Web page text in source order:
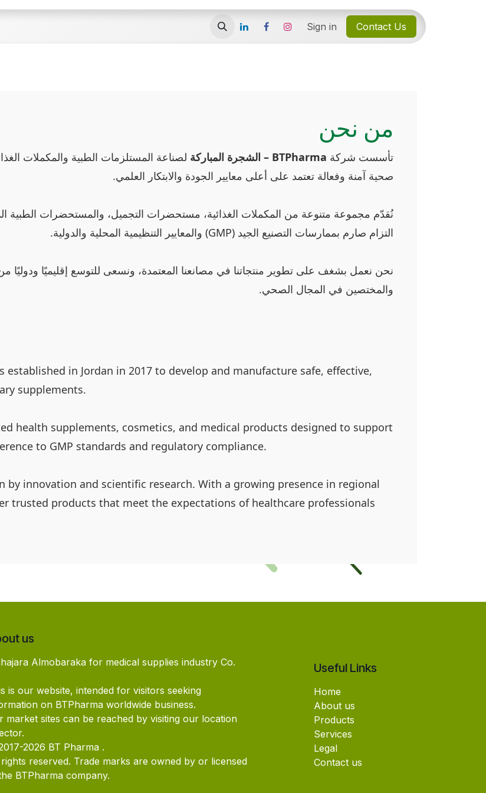
Sign in Contact Us
من نحن
تأسست شركة BTPharma – الشجرة المباركة
صحية آمنة وفعالة تعتمد على أعلى معايير الجودة والابتكار العلمي.
نُقدّم مجموعة متنوعة من المكملات الغذائية، مستحضرات التجميل، والمستحضرات الطبية
التزام صارم بممارسات التصنيع الجيد (GMP) والمعايير التنظيمية المحلية والدولية.
نحن نعمل بشغف على تطوير منتجاتنا في مصانعنا المعتمدة، ونسعى للتوسع إقليميًا ودوليًا
والمختصين في المجال الصحي.
established in Jordan in 2017 to develop and manufacture safe, effective,
supplements.
health supplements, cosmetics, and medical products designed to support
to GMP standards and regulatory compliance.
innovation and scientific research. With a growing presence in regional
trusted products that meet the expectations of healthcare professionals
Useful Links
Home
About us
Products
Services
Legal
Contact us
us
Almobaraka for medical supplies industry Co.
is our website, intended for visitors seeking
on BTPharma worldwide business.
market sites can be reached by visiting our location
2026 BT Pharma .
reserved. Trade marks are owned by or licensed
BTPharma company.